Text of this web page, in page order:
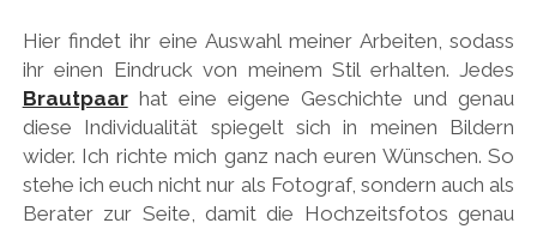
Hier findet ihr eine Auswahl meiner Arbeiten, sodass
ihr einen Eindruck von meinem Stil erhalten. Jedes
Brautpaarhat eine eigene Geschichte und genau
diese Individualität spiegelt sich in meinen Bildern
wider. Ich richte mich ganz nach euren Wünschen. So
stehe ich euch nicht nur als Fotograf, sondern auch als
Berater zur Seite, damit die Hochzeitsfotos genau